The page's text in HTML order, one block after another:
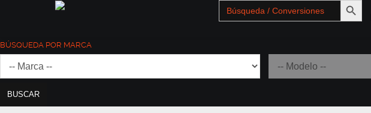
Search
for:
BÚSQUEDA POR MARCA
BUSCAR